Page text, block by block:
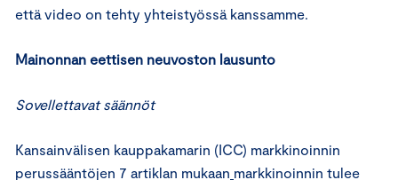
että video on tehty yhteistyössä kanssamme.
Mainonnan eettisen neuvoston lausunto
Sovellettavat säännöt
Kansainvälisen kauppakamarin (ICC) markkinoinnin
perussääntöjen 7 artiklan mukaan markkinoinnin tulee